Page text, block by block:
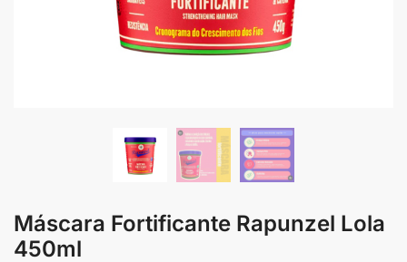
Máscara Fortificante Rapunzel Lola
450ml